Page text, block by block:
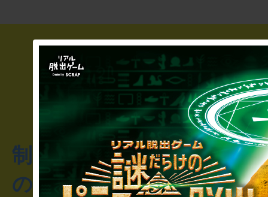
制作のご相談・コラボレ
のお客様からのご質問や